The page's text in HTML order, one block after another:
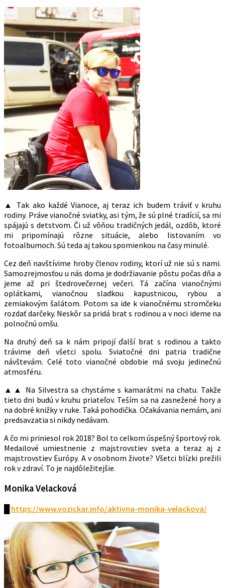
▲ Tak ako každé Vianoce, aj teraz ich budem tráviť v kruhu
rodiny. Práve vianočné sviatky, asi tým, že sú plné tradícií, sa mi
spájajú s detstvom. Či už vôňou tradičných jedál, ozdôb, ktoré
mi pripomínajú rôzne situácie, alebo listovaním vo
fotoalbumoch. Sú teda aj takou spomienkou na časy minulé.
Cez deň navštívime hroby členov rodiny, ktorí už nie sú s nami.
Samozrejmosťou u nás doma je dodržiavanie pôstu počas dňa a
jeme až pri štedrovečernej večeri. Tá začína vianočnými
oplátkami, vianočnou sladkou kapustnicou, rybou a
zemiakovým šalátom. Potom sa ide k vianočnému stromčeku
rozdať darčeky. Neskôr sa pridá brat s rodinou a v noci ideme na
polnočnú omšu.
Na druhý deň sa k nám pripojí ďalší brat s rodinou a takto
trávime deň všetci spolu. Sviatočné dni patria tradične
návštevám. Celé toto vianočné obdobie má svoju jedinečnú
atmosféru.
▲▲ Na Silvestra sa chystáme s kamarátmi na chatu. Takže
tieto dni budú v kruhu priateľov. Teším sa na zasnežené hory a
na dobré knižky v ruke. Taká pohodička. Očakávania nemám, ani
predsavzatia si nikdy nedávam.
A čo mi priniesol rok 2018? Bol to celkom úspešný športový rok.
Medailové umiestnenie z majstrovstiev sveta a teraz aj z
majstrovstiev Európy. A v osobnom živote? Všetci blízki prežili
rok v zdraví. To je najdôležitejšie.
Monika Velacková
https://www.vozickar.info/aktivna-monika-velackova/